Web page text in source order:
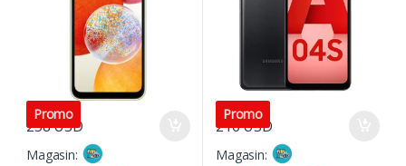
Promo
258USD
Magasin:
Promo
216USD
Magasin: